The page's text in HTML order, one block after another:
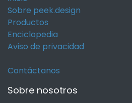
Sobre peek.design
Productos
Enciclopedia
Aviso de privacidad
Contáctanos
Sobre nosotros